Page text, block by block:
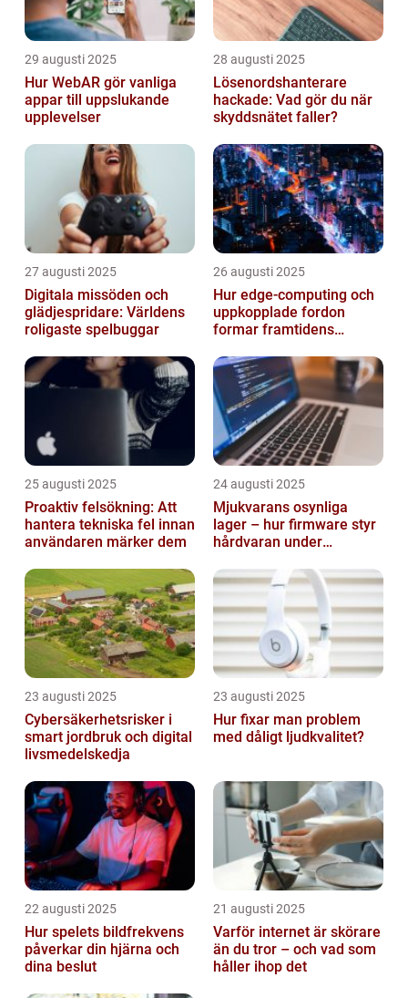
29 augusti 2025
Hur WebAR gör vanliga
appar till uppslukande
upplevelser
28 augusti 2025
Lösenordshanterare
hackade: Vad gör du när
skyddsnätet faller?
27 augusti 2025
Digitala missöden och
glädjespridare: Världens
roligaste spelbuggar
26 augusti 2025
Hur edge‑computing och
uppkopplade fordon
formar framtidens
25 augusti 2025
Proaktiv felsökning: Att
hantera tekniska fel innan
användaren märker dem
24 augusti 2025
Mjukvarans osynliga
lager – hur firmware styr
hårdvaran under
23 augusti 2025
Cybersäkerhetsrisker i
smart jordbruk och digital
livsmedelskedja
23 augusti 2025
Hur fixar man problem
med dåligt ljudkvalitet?
22 augusti 2025
Hur spelets bildfrekvens
påverkar din hjärna och
dina beslut
21 augusti 2025
Varför internet är skörare
än du tror – och vad som
håller ihop det